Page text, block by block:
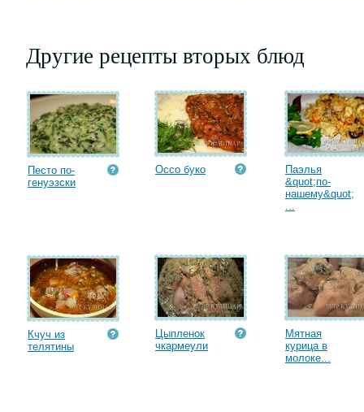
Другие рецепты вторых блюд
Песто по-
генуэзски
Оссо буко
Паэлья
&quot;по-
нашему&quot;
...
Кчуч из
телятины
Цыпленок
чкармеули
Мятная
курица в
молоке...